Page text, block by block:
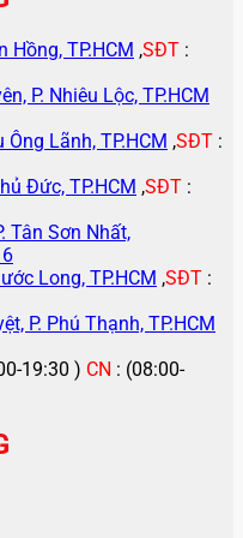
Hồng, TP.HCM ,SĐT :
P. Nhiêu Lộc, TP.HCM
Ông Lãnh, TP.HCM ,SĐT :
Đức, TP.HCM ,SĐT :
Tân Sơn Nhất,
Long, TP.HCM ,SĐT :
P. Phú Thạnh, TP.HCM
19:30 ) CN : (08:00-